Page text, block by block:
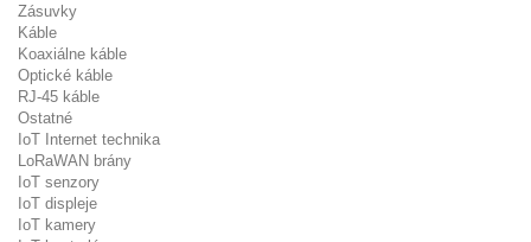
Zásuvky
Káble
Koaxiálne káble
Optické káble
RJ-45 káble
Ostatné
IoT Internet technika
LoRaWAN brány
IoT senzory
IoT displeje
IoT kamery